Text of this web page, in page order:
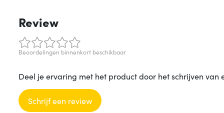
Review
Beoordelingen binnenkort beschikbaar
Deel je ervaring met het product door het schrijven van
Schrijf een review